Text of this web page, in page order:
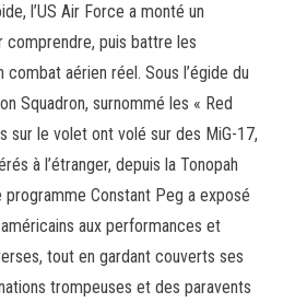
l’US Air Force a monté un
puis battre les
aérien réel. Sous l’égide du
Squadron, surnommé les « Red
sur le volet ont volé sur des MiG-17,
à l’étranger, depuis la Tonopah
programme Constant Peg a exposé
aux performances et
tout en gardant couverts ses
trompeuses et des paravents